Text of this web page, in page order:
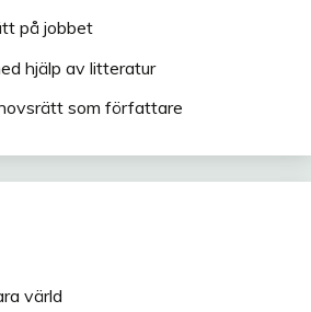
på jobbet
hjälp av litteratur
som författare
värld